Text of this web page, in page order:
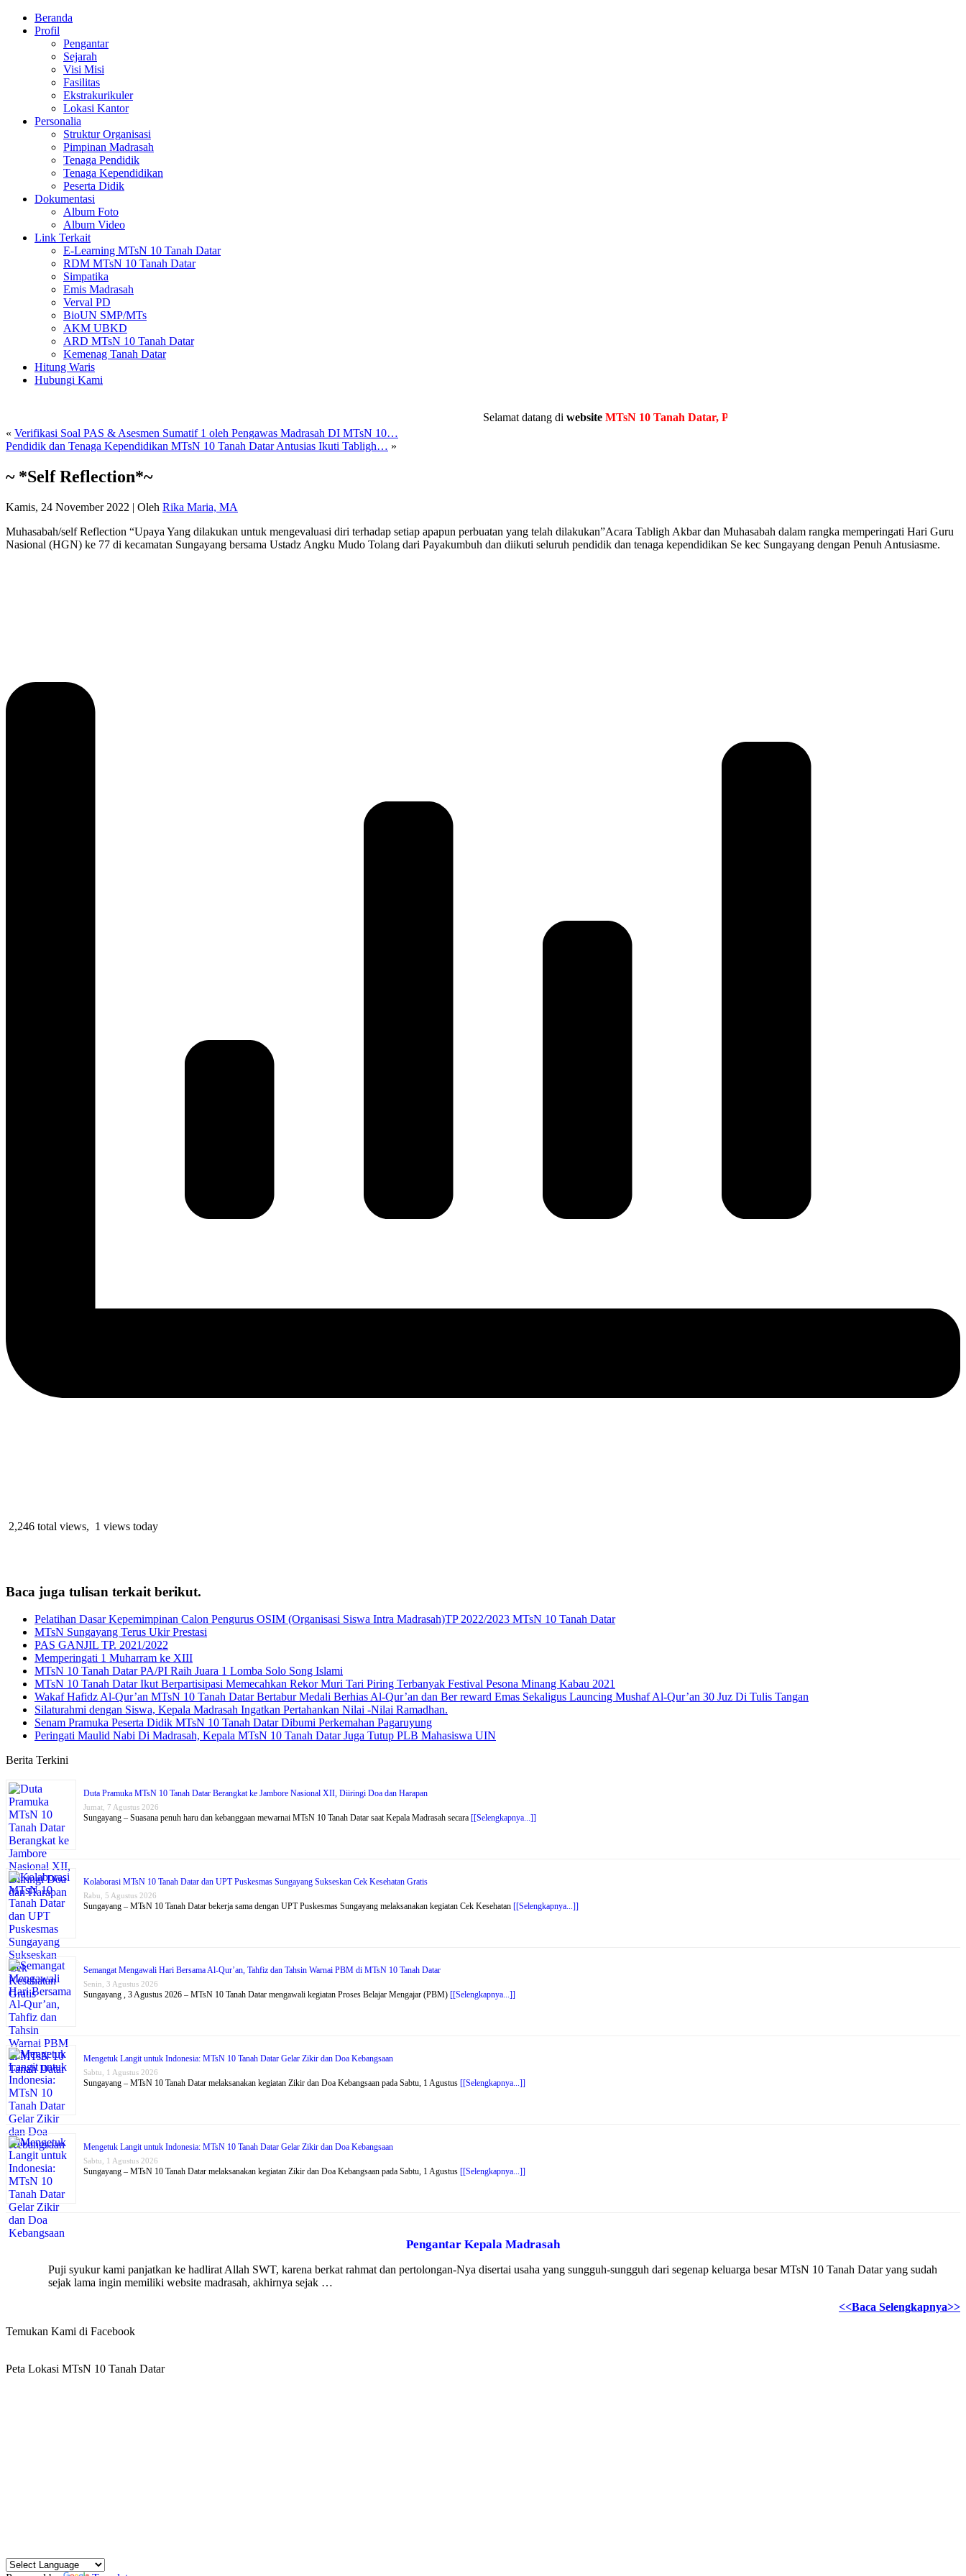
Beranda
Profil
Pengantar
Sejarah
Visi Misi
Fasilitas
Ekstrakurikuler
Lokasi Kantor
Personalia
Struktur Organisasi
Pimpinan Madrasah
Tenaga Pendidik
Tenaga Kependidikan
Peserta Didik
Dokumentasi
Album Foto
Album Video
Link Terkait
E-Learning MTsN 10 Tanah Datar
RDM MTsN 10 Tanah Datar
Simpatika
Emis Madrasah
Verval PD
BioUN SMP/MTs
AKM UBKD
ARD MTsN 10 Tanah Datar
Kemenag Tanah Datar
Hitung Waris
Hubungi Kami
Selamat datang diwebsite MTsN 10 Tanah Datar, Provinsi Sumatera Barat
« Verifikasi Soal PAS & Asesmen Sumatif 1 oleh Pengawas Madrasah DI MTsN 10…
Pendidik dan Tenaga Kependidikan MTsN 10 Tanah Datar Antusias Ikuti Tabligh… »
~ *Self Reflection*~
Kamis, 24 November 2022 | Oleh Rika Maria, MA
Muhasabah/self Reflection “Upaya Yang dilakukan untuk mengevaluasi diri terhadap setiap apapun perbuatan yang telah dilakukan”Acara Tabligh Akbar dan Muhasabah dalam rangka memperingati Hari Guru
Nasional (HGN) ke 77 di kecamatan Sungayang bersama Ustadz Angku Mudo Tolang dari Payakumbuh dan diikuti seluruh pendidik dan tenaga kependidikan Se kec Sungayang dengan Penuh Antusiasme.
2,246 total views, 1 views today
Baca juga tulisan terkait berikut.
Pelatihan Dasar Kepemimpinan Calon Pengurus OSIM (Organisasi Siswa Intra Madrasah)TP 2022/2023 MTsN 10 Tanah Datar
MTsN Sungayang Terus Ukir Prestasi
PAS GANJIL TP. 2021/2022
Memperingati 1 Muharram ke XIII
MTsN 10 Tanah Datar PA/PI Raih Juara 1 Lomba Solo Song Islami
MTsN 10 Tanah Datar Ikut Berpartisipasi Memecahkan Rekor Muri Tari Piring Terbanyak Festival Pesona Minang Kabau 2021
Wakaf Hafidz Al-Qur’an MTsN 10 Tanah Datar Bertabur Medali Berhias Al-Qur’an dan Ber reward Emas Sekaligus Launcing Mushaf Al-Qur’an 30 Juz Di Tulis Tangan
Silaturahmi dengan Siswa, Kepala Madrasah Ingatkan Pertahankan Nilai -Nilai Ramadhan.
Senam Pramuka Peserta Didik MTsN 10 Tanah Datar Dibumi Perkemahan Pagaruyung
Peringati Maulid Nabi Di Madrasah, Kepala MTsN 10 Tanah Datar Juga Tutup PLB Mahasiswa UIN
Berita Terkini
Duta Pramuka MTsN 10 Tanah Datar Berangkat ke Jambore Nasional XII, Diiringi Doa dan Harapan
Jumat, 7 Agustus 2026
Sungayang – Suasana penuh haru dan kebanggaan mewarnai MTsN 10 Tanah Datar saat Kepala Madrasah secara [[Selengkapnya...]]
Kolaborasi MTsN 10 Tanah Datar dan UPT Puskesmas Sungayang Sukseskan Cek Kesehatan Gratis
Rabu, 5 Agustus 2026
Sungayang – MTsN 10 Tanah Datar bekerja sama dengan UPT Puskesmas Sungayang melaksanakan kegiatan Cek Kesehatan [[Selengkapnya...]]
Semangat Mengawali Hari Bersama Al-Qur’an, Tahfiz dan Tahsin Warnai PBM di MTsN 10 Tanah Datar
Senin, 3 Agustus 2026
Sungayang , 3 Agustus 2026 – MTsN 10 Tanah Datar mengawali kegiatan Proses Belajar Mengajar (PBM) [[Selengkapnya...]]
Mengetuk Langit untuk Indonesia: MTsN 10 Tanah Datar Gelar Zikir dan Doa Kebangsaan
Sabtu, 1 Agustus 2026
Sungayang – MTsN 10 Tanah Datar melaksanakan kegiatan Zikir dan Doa Kebangsaan pada Sabtu, 1 Agustus [[Selengkapnya...]]
Mengetuk Langit untuk Indonesia: MTsN 10 Tanah Datar Gelar Zikir dan Doa Kebangsaan
Sabtu, 1 Agustus 2026
Sungayang – MTsN 10 Tanah Datar melaksanakan kegiatan Zikir dan Doa Kebangsaan pada Sabtu, 1 Agustus [[Selengkapnya...]]
Pengantar Kepala Madrasah
Puji syukur kami panjatkan ke hadlirat Allah SWT, karena berkat rahmat dan pertolongan-Nya disertai usaha yang sungguh-sungguh dari segenap keluarga besar MTsN 10 Tanah Datar yang sudah
sejak lama ingin memiliki website madrasah, akhirnya sejak …
<<Baca Selengkapnya>>
Temukan Kami di Facebook
Peta Lokasi MTsN 10 Tanah Datar